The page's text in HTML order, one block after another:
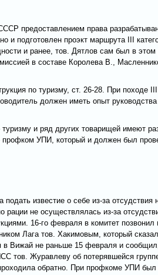
предоставлением права
подготовлен проэкт маршрута III
и ранее, тов. Дятлов сам был в этом
в составе Королева В.,
по туризму, ст. 26-28. При походе III
должен иметь опыт
и ряд других товарищей имеют
профком УПИ, который и должен был
известие о себе из-за отсудствия
не осуществлялась из-за
16-го февраля в комитет
Лага тов. Хакимовым, который
Вижай не раньше 15 февраля и
тов. Журавлеву об потерявшейся
обратно. При профкоме УПИ